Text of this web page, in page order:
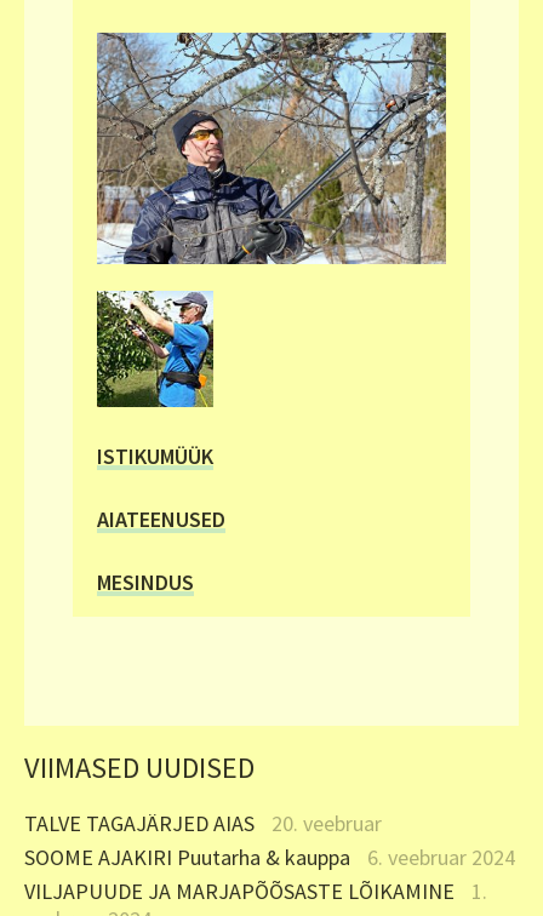
ISTIKUMÜÜK
AIATEENUSED
MESINDUS
VIIMASED UUDISED
TALVE TAGAJÄRJED AIAS
20. veebruar
SOOME AJAKIRI Puutarha & kauppa
6. veebruar 2024
VILJAPUUDE JA MARJAPÕÕSASTE LÕIKAMINE
1.